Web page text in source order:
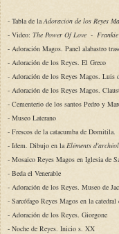
- Tabla de laAdoración de los Reyes
- Video: The Power Of Love -
- Adoración Magos. Panel alabastro
- Adoración de los Reyes. El Greco
- Adoración de los Reyes Magos. Luis
- Adoración de los Reyes Magos.
- Cementerio de los santos Pedro y
- Museo Laterano
- Frescos de la catacumba de Domitila.
- Idem. Dibujo en laEléments
- Mosaico Reyes Magos en Iglesia de
- Beda el Venerable
- Adoración de los Reyes. Museo de
- Sarcófago Reyes Magos en la
- Adoración de los Reyes. Giorgone
- Noche de Reyes. Inicio s. XX